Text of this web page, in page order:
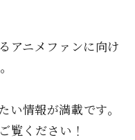
ニメファンに向け
情報が満載です。
覧ください！